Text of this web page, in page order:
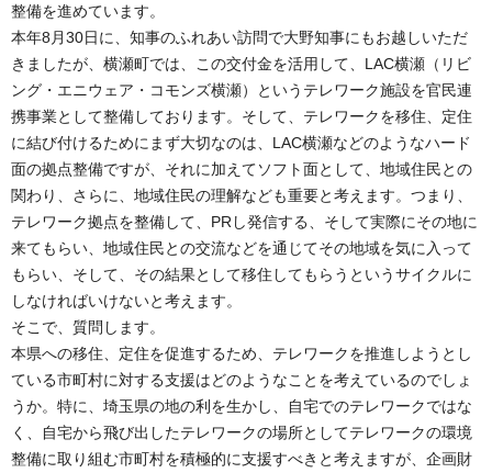
整備を進めています。
本年8月30日に、知事のふれあい訪問で大野知事にもお越しいただ
きましたが、横瀬町では、この交付金を活用して、LAC横瀬（リビ
ング・エニウェア・コモンズ横瀬）というテレワーク施設を官民連
携事業として整備しております。そして、テレワークを移住、定住
に結び付けるためにまず大切なのは、LAC横瀬などのようなハード
面の拠点整備ですが、それに加えてソフト面として、地域住民との
関わり、さらに、地域住民の理解なども重要と考えます。つまり、
テレワーク拠点を整備して、PRし発信する、そして実際にその地に
来てもらい、地域住民との交流などを通じてその地域を気に入って
もらい、そして、その結果として移住してもらうというサイクルに
しなければいけないと考えます。
そこで、質問します。
本県への移住、定住を促進するため、テレワークを推進しようとし
ている市町村に対する支援はどのようなことを考えているのでしょ
うか。特に、埼玉県の地の利を生かし、自宅でのテレワークではな
く、自宅から飛び出したテレワークの場所としてテレワークの環境
整備に取り組む市町村を積極的に支援すべきと考えますが、企画財